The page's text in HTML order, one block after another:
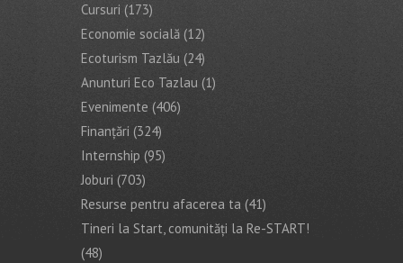
Cursuri (173)
Economie socială (12)
Ecoturism Tazlău (24)
Anunturi Eco Tazlau (1)
Evenimente (406)
Finanţări (324)
Internship (95)
Joburi (703)
Resurse pentru afacerea ta (41)
Tineri la Start, comunități la Re-START!
(48)